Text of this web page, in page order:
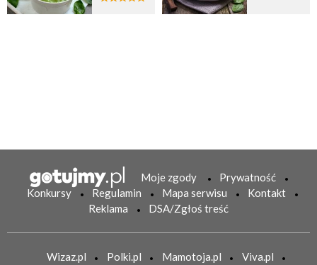
Moje zgody
Prywatność
Konkursy
Regulamin Mapa serwisu
Kontakt
Reklama
DSA/Zgłoś treść
Wizaz.pl Polki.pl Mamotoja.pl
Viva.pl